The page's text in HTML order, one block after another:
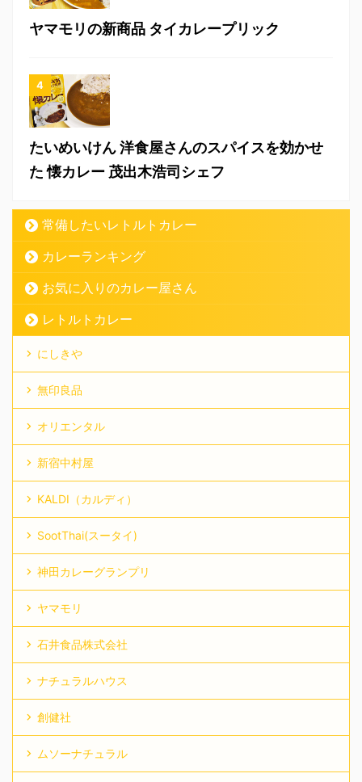
ヤマモリの新商品 タイカレープリック
たいめいけん 洋食屋さんのスパイスを効かせ
た 懐カレー 茂出木浩司シェフ
常備したいレトルトカレー
カレーランキング
お気に入りのカレー屋さん
レトルトカレー
にしきや
無印良品
オリエンタル
新宿中村屋
KALDI（カルディ）
SootThai(スータイ)
神田カレーグランプリ
ヤマモリ
石井食品株式会社
ナチュラルハウス
創健社
ムソーナチュラル